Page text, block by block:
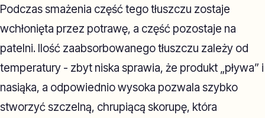
Podczas smażenia część tego tłuszczu zostaje
wchłonięta przez potrawę, a część pozostaje na
patelni. Ilość zaabsorbowanego tłuszczu zależy od
temperatury - zbyt niska sprawia, że produkt „pływa” i
nasiąka, a odpowiednio wysoka pozwala szybko
stworzyć szczelną, chrupiącą skorupę, która